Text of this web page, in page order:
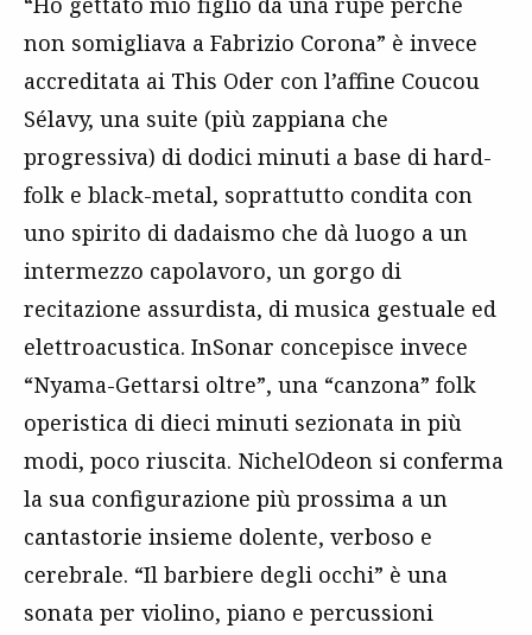
non somigliava a Fabrizio Corona” è invece
accreditata ai This Oder con l’affine Coucou
Sélavy, una suite (più zappiana che
progressiva) di dodici minuti a base di hard-
folk e black-metal, soprattutto condita con
uno spirito di dadaismo che dà luogo a un
intermezzo capolavoro, un gorgo di
recitazione assurdista, di musica gestuale ed
elettroacustica. InSonar concepisce invece
“Nyama-Gettarsi oltre”, una “canzona” folk
operistica di dieci minuti sezionata in più
modi, poco riuscita. NichelOdeon si conferma
la sua configurazione più prossima a un
cantastorie insieme dolente, verboso e
cerebrale. “Il barbiere degli occhi” è una
sonata per violino, piano e percussioni